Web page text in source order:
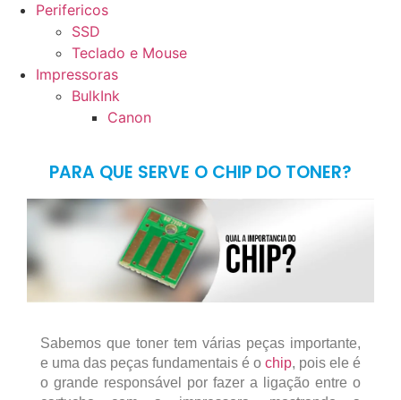
Perifericos
SSD
Teclado e Mouse
Impressoras
BulkInk
Canon
PARA QUE SERVE O CHIP DO TONER?
Sabemos que toner tem várias peças importante,
e uma das peças fundamentais é o chip, pois ele é
o grande responsável por fazer a ligação entre o